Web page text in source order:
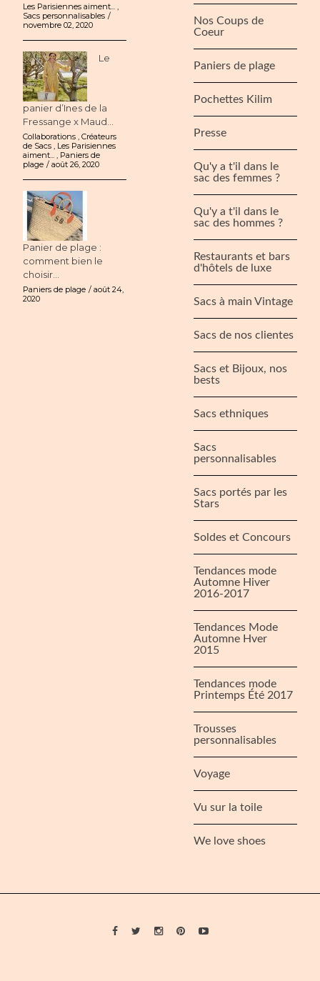
Les Parisiennes aiment...
Sacs personnalisables
novembre 02, 2020
Le
panier d’Ines de la
Fressange x Maud...
Collaborations ,Créateurs
de Sacs
Les Parisiennes
aiment...
Paniers de
plage
août 26, 2020
Panier de plage :
comment bien le
choisir...
Paniers de plage
août 24,
2020
Nos Coups de
Coeur
Paniers de plage
Pochettes Kilim
Presse
Qu'y a t'il dans le
sac des femmes ?
Qu'y a t'il dans le
sac des hommes ?
Restaurants et bars
d'hôtels de luxe
Sacs à main Vintage
Sacs de nos clientes
Sacs et Bijoux, nos
bests
Sacs ethniques
Sacs
personnalisables
Sacs portés par les
Stars
Soldes et Concours
Tendances mode
Automne Hiver
2016-2017
Tendances Mode
Automne Hver
2015
Tendances mode
Printemps Été 2017
Trousses
personnalisables
Voyage
Vu sur la toile
We love shoes